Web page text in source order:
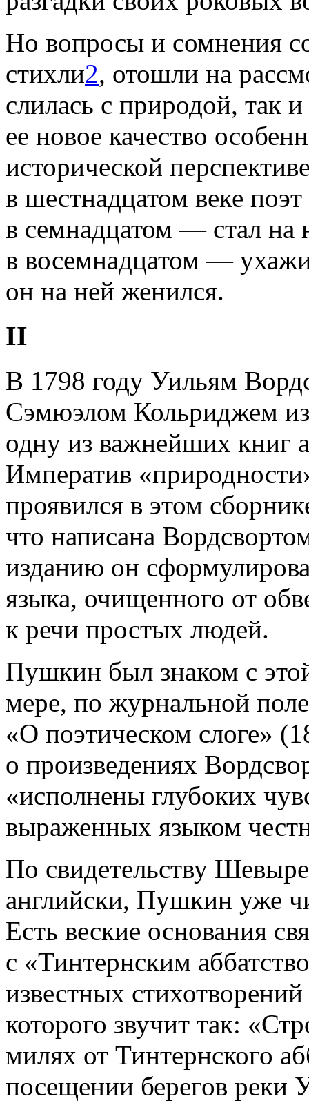
Но вопросы и сомнения
стихли2, отошли на
слилась с природой, так
ее новое качество
исторической
в шестнадцатом веке
в семнадцатом — стал на
в восемнадцатом —
он на ней женился.
II
В 1798 году Уильям
Сэмюэлом Кольриджем
одну из важнейших книг
Императив
проявился в этом
что написана
изданию он
языка, очищенного от
к речи простых людей.
Пушкин был знаком с
мере, по журнальной
«О поэтическом слоге»
о произведениях
«исполнены глубоких
выраженных языком
По свидетельству
английски, Пушкин уже
Есть веские основания
с «Тинтернским
известных
которого звучит так:
милях от Тинтернского
посещении берегов реки